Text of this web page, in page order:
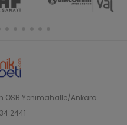
OSB Yenimahalle/Ankara
2441